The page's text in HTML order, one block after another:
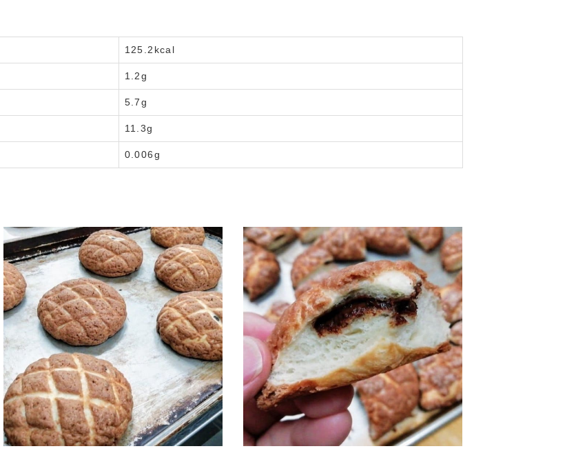
125.2kcal
1.2g
5.7g
11.3g
0.006g